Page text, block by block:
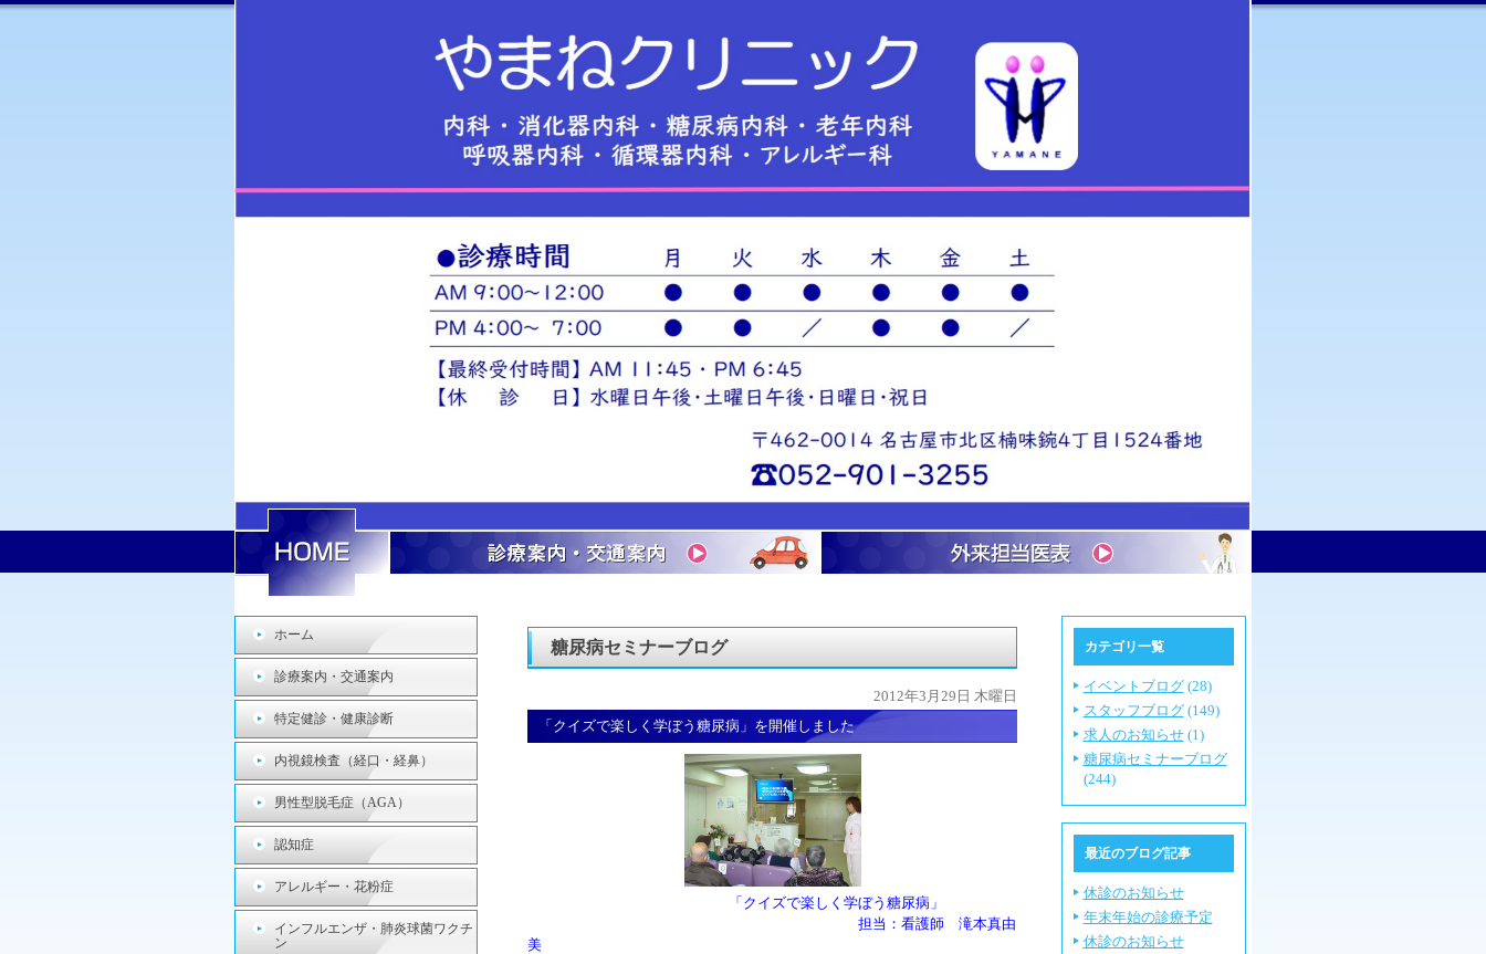
糖尿病セミナーブログ
2012年3月29日 木曜日
「クイズで楽しく学ぼう糖尿病」を開催しました
「クイズで楽しく学ぼう糖尿病」
担当：看護師 滝本真由
美
カテゴリ一覧
イベントブログ(28)
スタッフブログ(149)
求人のお知らせ(1)
糖尿病セミナーブログ
(244)
最近のブログ記事
休診のお知らせ
年末年始の診療予定
休診のお知らせ
ホーム
診療案内・交通案内
特定健診・健康診断
内視鏡検査（経口・経鼻）
男性型脱毛症（AGA）
認知症
アレルギー・花粉症
インフルエンザ・肺炎球菌ワクチ
ン